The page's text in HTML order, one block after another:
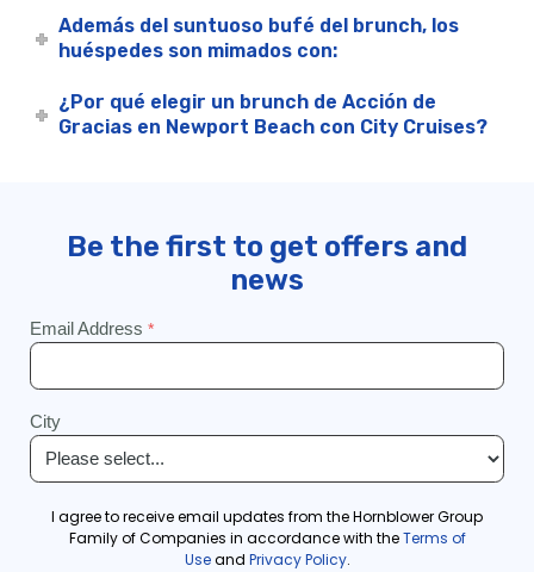
Además del suntuoso bufé del brunch, los
huéspedes son mimados con:
¿Por qué elegir un brunch de Acción de
Gracias en Newport Beach con City Cruises?